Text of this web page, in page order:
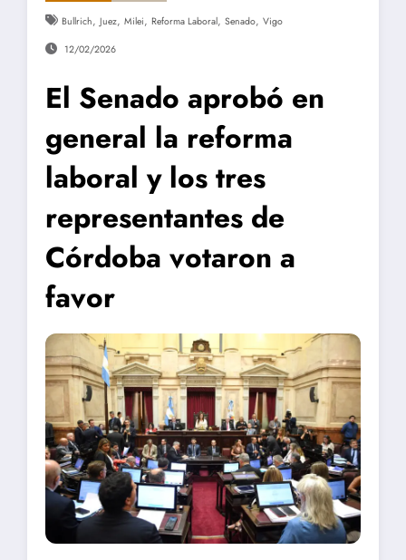
Bullrich, Juez, Milei, Reforma Laboral, Senado, Vigo
12/02/2026
El Senado aprobó en
general la reforma
laboral y los tres
representantes de
Córdoba votaron a
favor